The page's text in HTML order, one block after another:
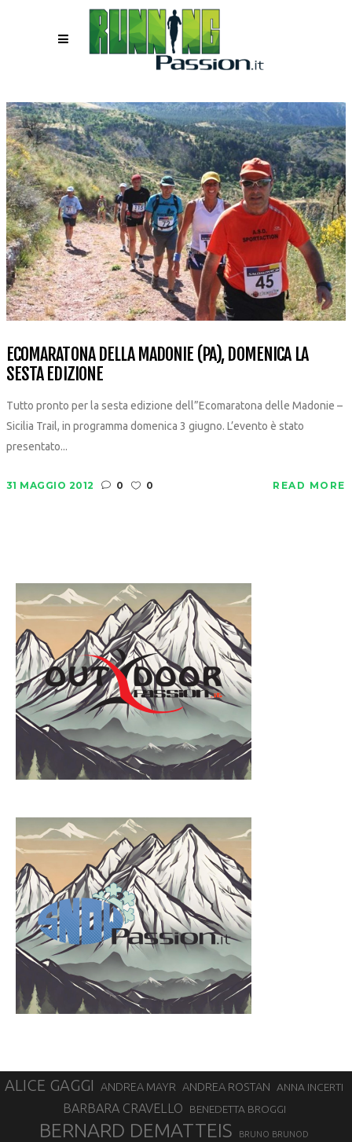
ECOMARATONA DELLA MADONIE (PA), DOMENICA LA
SESTA EDIZIONE
Tutto pronto per la sesta edizione dell”Ecomaratona delle Madonie –
Sicilia Trail, in programma domenica 3 giugno. L’evento è stato
presentato...
31 MAGGIO 2012 0 0 READ MORE
ALICE GAGGI ANDREA MAYR ANDREA ROSTAN ANNA INCERTI
BARBARA CRAVELLO BENEDETTA BROGGI
BERNARD DEMATTEIS BRUNO BRUNOD